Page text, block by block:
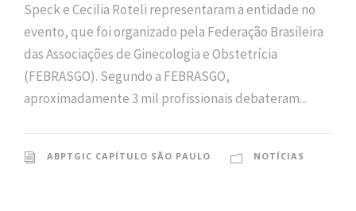
Speck e Cecilia Roteli representaram a entidade no
evento, que foi organizado pela Federação Brasileira
das Associações de Ginecologia e Obstetrícia
(FEBRASGO). Segundo a FEBRASGO,
aproximadamente 3 mil profissionais debateram...
ABPTGIC CAPÍTULO SÃO PAULO NOTÍCIAS